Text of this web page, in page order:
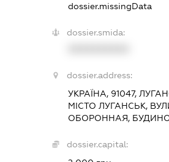
dossier.missingData
dossier.smida:
dossier.address:
УКРАЇНА, 91047,
МІСТО ЛУГАНСЬК,
ОБОРОННАЯ,
dossier.capital: